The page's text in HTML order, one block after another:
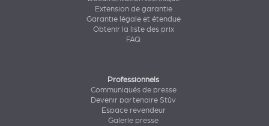
Extension de garantie
Garantie légale et étendue
Obtenir la liste des prix
FAQ
Professionnels
Communiqués de presse
Devenir partenaire Stûv
Espace revendeur
Galerie presse